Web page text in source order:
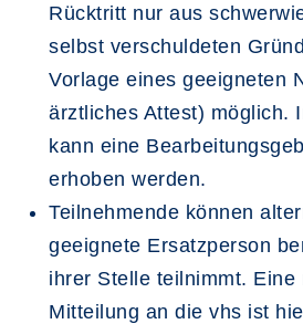
Rücktritt nur aus
selbst verschuldeten
Vorlage eines geeigneten
ärztliches Attest) möglich.
kann eine
erhoben werden.
Teilnehmende können
geeignete Ersatzperson
ihrer Stelle teilnimmt. Eine
Mitteilung an die vhs ist